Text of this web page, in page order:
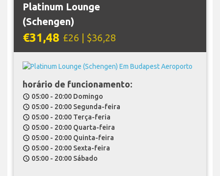
Platinum Lounge
(Schengen)
€31,48 £26 | $36,28
horário de funcionamento:
schedule 05:00 - 20:00 Domingo
schedule 05:00 - 20:00 Segunda-feira
schedule 05:00 - 20:00 Terça-feria
schedule 05:00 - 20:00 Quarta-feira
schedule 05:00 - 20:00 Quinta-feira
schedule 05:00 - 20:00 Sexta-feira
schedule 05:00 - 20:00 Sábado